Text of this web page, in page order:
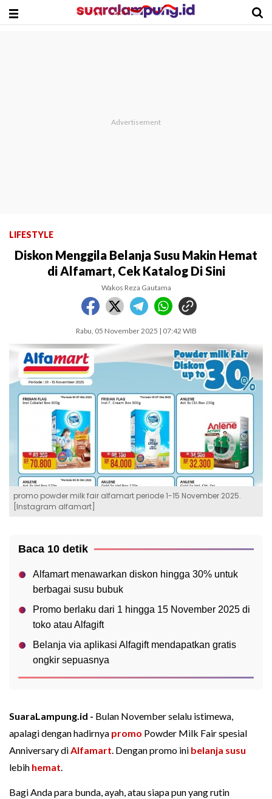
LIFESTYLE
Diskon Menggila Belanja Susu Makin Hemat
di Alfamart, Cek Katalog Di Sini
Wakos Reza Gautama
Rabu, 05 November 2025 | 07:42 WIB
promo powder milk fair alfamart periode 1-15 November 2025.
[Instagram alfamart]
Baca 10 detik
Alfamart menawarkan diskon hingga 30% untuk
berbagai susu bubuk
Promo berlaku dari 1 hingga 15 November 2025 di
toko atau Alfagift
Belanja via aplikasi Alfagift mendapatkan gratis
ongkir sepuasnya
SuaraLampung.id - Bulan November selalu istimewa,
apalagi dengan hadirnya promo Powder Milk Fair spesial
Anniversary diAlfamart. Dengan promo ini belanja susu
lebih hemat.
Bagi Anda para bunda, ayah, atau siapa pun yang rutin